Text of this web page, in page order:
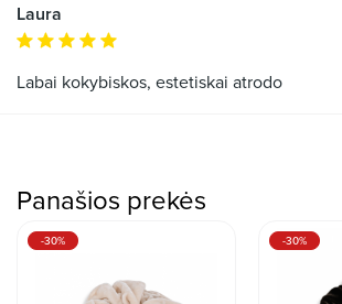
Laura
Labai kokybiskos, estetiskai atrodo
Panašios prekės
-30% -30%